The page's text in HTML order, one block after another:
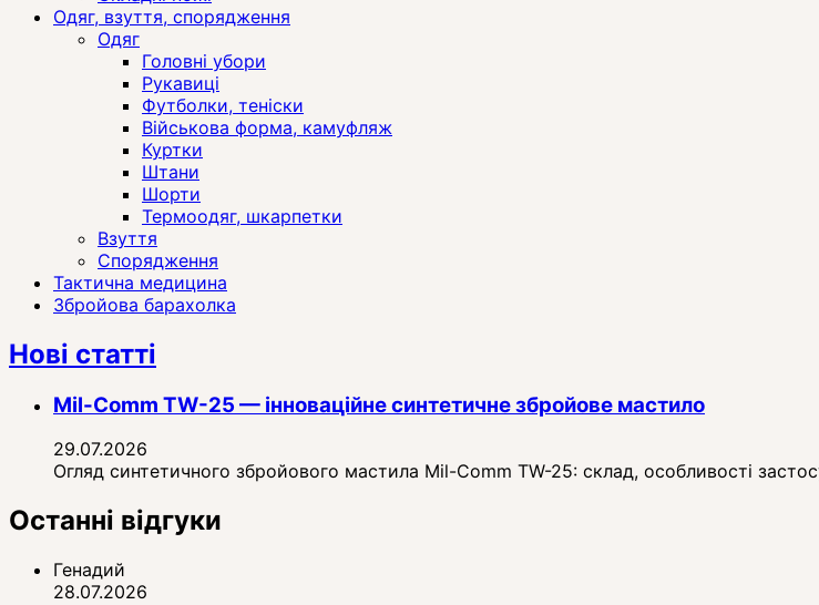
Одяг, взуття, спорядження
Одяг
Головні убори
Рукавиці
Футболки, теніски
Військова форма, камуфляж
Куртки
Штани
Шорти
Термоодяг, шкарпетки
Взуття
Спорядження
Тактична медицина
Збройова барахолка
Нові статті
Mil-Comm TW-25 — інноваційне синтетичне збройове мастило
29.07.2026
Огляд синтетичного збройового мастила Mil-Comm TW-25: склад, особливості
Останні відгуки
Генадий
28.07.2026